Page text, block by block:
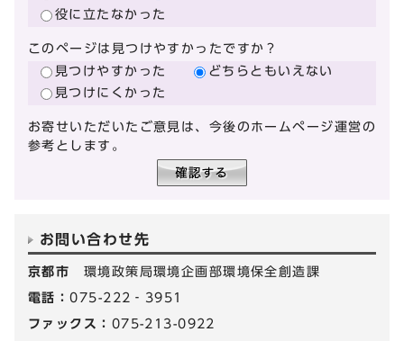
役に立たなかった
このページは見つけやすかったですか？
見つけやすかった
どちらともいえない
見つけにくかった
お寄せいただいたご意見は、今後のホームページ運営の
参考とします。
お問い合わせ先
京都市 環境政策局環境企画部環境保全創造課
電話：075-222‐3951
ファックス： 075-213-0922